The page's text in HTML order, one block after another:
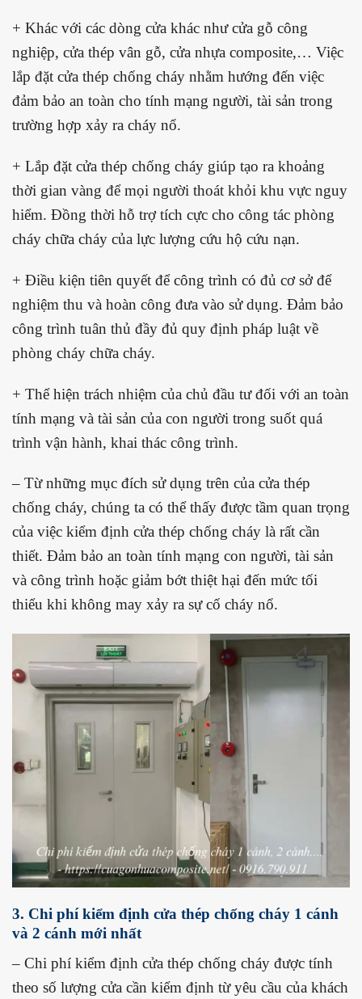
+ Khác với các dòng cửa khác như cửa gỗ công
nghiệp, cửa thép vân gỗ, cửa nhựa composite,… Việc
lắp đặt cửa thép chống cháy nhằm hướng đến việc
đảm bảo an toàn cho tính mạng người, tài sản trong
trường hợp xảy ra cháy nổ.
+ Lắp đặt cửa thép chống cháy giúp tạo ra khoảng
thời gian vàng để mọi người thoát khỏi khu vực nguy
hiểm. Đồng thời hỗ trợ tích cực cho công tác phòng
cháy chữa cháy của lực lượng cứu hộ cứu nạn.
+ Điều kiện tiên quyết để công trình có đủ cơ sở để
nghiệm thu và hoàn công đưa vào sử dụng. Đảm bảo
công trình tuân thủ đầy đủ quy định pháp luật về
phòng cháy chữa cháy.
+ Thể hiện trách nhiệm của chủ đầu tư đối với an toàn
tính mạng và tài sản của con người trong suốt quá
trình vận hành, khai thác công trình.
– Từ những mục đích sử dụng trên của cửa thép
chống cháy, chúng ta có thể thấy được tầm quan trọng
của việc kiểm định cửa thép chống cháy là rất cần
thiết. Đảm bảo an toàn tính mạng con người, tài sản
và công trình hoặc giảm bớt thiệt hại đến mức tối
thiểu khi không may xảy ra sự cố cháy nổ.
3. Chi phí kiểm định cửa thép chống cháy 1 cánh
và 2 cánh mới nhất
– Chi phí kiểm định cửa thép chống cháy được tính
theo số lượng cửa cần kiểm định từ yêu cầu của khách